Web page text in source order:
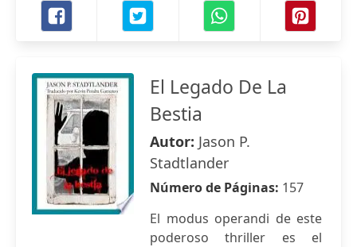
El Legado De La
Bestia
Autor: Jason P.
Stadtlander
Número de Páginas: 157
El modus operandi de este
poderoso thriller es el